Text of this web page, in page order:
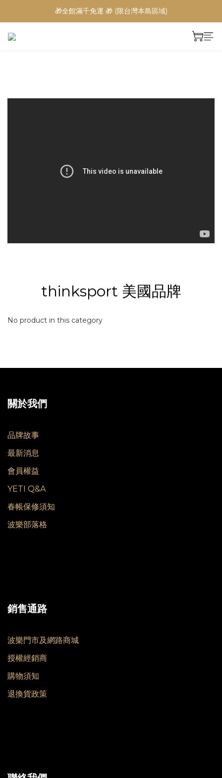
🎁全館滿千免運 🎁 (限台灣本島區域)
next
thinksport 美國品牌
No product in this category
關於我們
品牌故事
最新消息
會員權益
YETI Q&A
春帳保修須知
波樂部落格
銷售通路
波樂門市及網路商城
授權經銷商
購物須知
退換貨政策